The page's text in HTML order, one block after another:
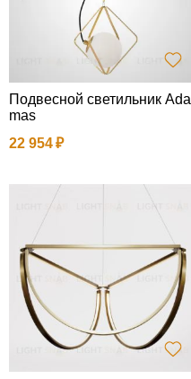
Подвесной светильник Ada
mas
22 954